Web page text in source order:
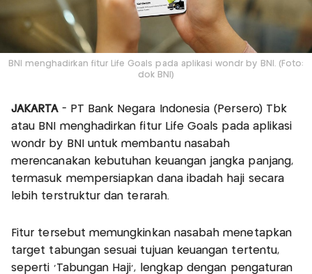
BNI menghadirkan fitur Life Goals pada aplikasi wondr by BNI. (Foto:
dok BNI)
JAKARTA- PT Bank Negara Indonesia (Persero) Tbk
atau BNI menghadirkan fitur Life Goals pada aplikasi
wondr by BNI untuk membantu nasabah
merencanakan kebutuhan keuangan jangka panjang,
termasuk mempersiapkan dana ibadah haji secara
lebih terstruktur dan terarah.
Fitur tersebut memungkinkan nasabah menetapkan
target tabungan sesuai tujuan keuangan tertentu,
seperti 'Tabungan Haji', lengkap dengan pengaturan